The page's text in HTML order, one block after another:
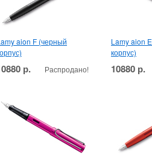
aion F (черный
р. Распродано!
Lamy aion
корпус)
10880 р.